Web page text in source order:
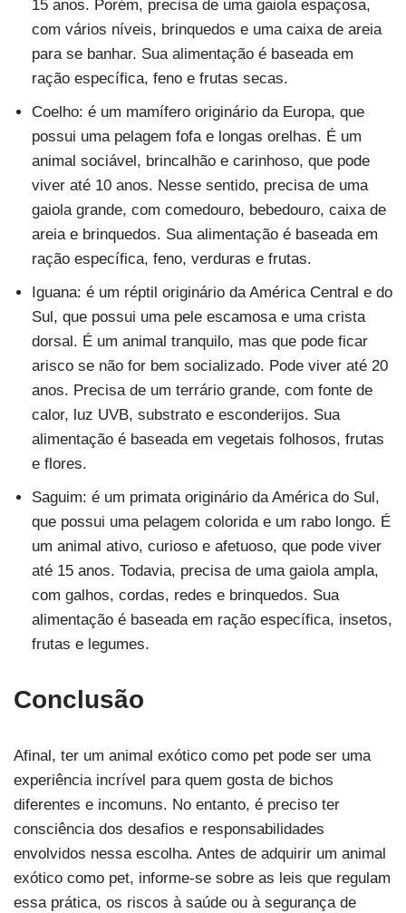
15 anos. Porém, precisa de uma gaiola espaçosa,
com vários níveis, brinquedos e uma caixa de areia
para se banhar. Sua alimentação é baseada em
ração específica, feno e frutas secas.
Coelho: é um mamífero originário da Europa, que
possui uma pelagem fofa e longas orelhas. É um
animal sociável, brincalhão e carinhoso, que pode
viver até 10 anos. Nesse sentido, precisa de uma
gaiola grande, com comedouro, bebedouro, caixa de
areia e brinquedos. Sua alimentação é baseada em
ração específica, feno, verduras e frutas.
Iguana: é um réptil originário da América Central e do
Sul, que possui uma pele escamosa e uma crista
dorsal. É um animal tranquilo, mas que pode ficar
arisco se não for bem socializado. Pode viver até 20
anos. Precisa de um terrário grande, com fonte de
calor, luz UVB, substrato e esconderijos. Sua
alimentação é baseada em vegetais folhosos, frutas
e flores.
Saguim: é um primata originário da América do Sul,
que possui uma pelagem colorida e um rabo longo. É
um animal ativo, curioso e afetuoso, que pode viver
até 15 anos. Todavia, precisa de uma gaiola ampla,
com galhos, cordas, redes e brinquedos. Sua
alimentação é baseada em ração específica, insetos,
frutas e legumes.
Conclusão
Afinal, ter um animal exótico como pet pode ser uma
experiência incrível para quem gosta de bichos
diferentes e incomuns. No entanto, é preciso ter
consciência dos desafios e responsabilidades
envolvidos nessa escolha. Antes de adquirir um animal
exótico como pet, informe-se sobre as leis que regulam
essa prática, os riscos à saúde ou à segurança de